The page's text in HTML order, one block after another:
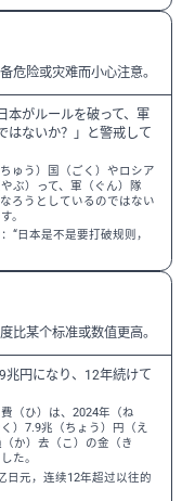
危险或灾难而小心注意。
本がルールを破って、軍
はないか？」と警戒して
ゅう）国（ごく）やロシア
ぶ）って、軍（ぐん）隊
ろうとしているのではない
。
“日本是不是要打破规则，
比某个标准或数值更高。
兆円になり、12年続けて
（ひ）は、2024年（ね
）7.9兆（ちょう）円（え
か）去（こ）の金（き
た。
日元，连续12年超过以往的